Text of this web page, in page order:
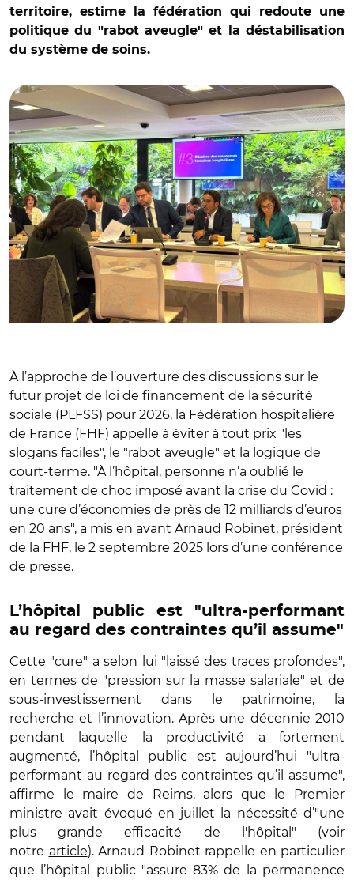
territoire, estime la fédération qui redoute une
politique du "rabot aveugle" et la déstabilisation
du système de soins.
À l’approche de l’ouverture des discussions sur le
futur projet de loi de financement de la sécurité
sociale (PLFSS) pour 2026, la Fédération hospitalière
de France (FHF) appelle à éviter à tout prix "les
slogans faciles", le "rabot aveugle" et la logique de
court-terme. "À l’hôpital, personne n’a oublié le
traitement de choc imposé avant la crise du Covid :
une cure d’économies de près de 12 milliards d’euros
en 20 ans", a mis en avant Arnaud Robinet, président
de la FHF, le 2 septembre 2025 lors d’une conférence
de presse.
L’hôpital public est "ultra-performant
au regard des contraintes qu’il assume"
Cette "cure" a selon lui "laissé des traces profondes",
en termes de "pression sur la masse salariale" et de
sous-investissement dans le patrimoine, la
recherche et l’innovation. Après une décennie 2010
pendant laquelle la productivité a fortement
augmenté, l’hôpital public est aujourd’hui "ultra-
performant au regard des contraintes qu’il assume",
affirme le maire de Reims, alors que le Premier
ministre avait évoqué en juillet la nécessité d’"une
plus grande efficacité de l'hôpital" (voir
notre article). Arnaud Robinet rappelle en particulier
que l’hôpital public "assure 83% de la permanence